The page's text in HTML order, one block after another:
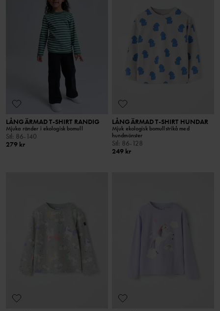
LÅNGÄRMAD T-SHIRT RANDIG
Mjuka ränder i ekologisk bomull
Stl: 86-140
279 kr
LÅNGÄRMAD T-SHIRT HUNDAR
Mjuk ekologisk bomullstrikå med
hundmönster
Stl: 86-128
249 kr